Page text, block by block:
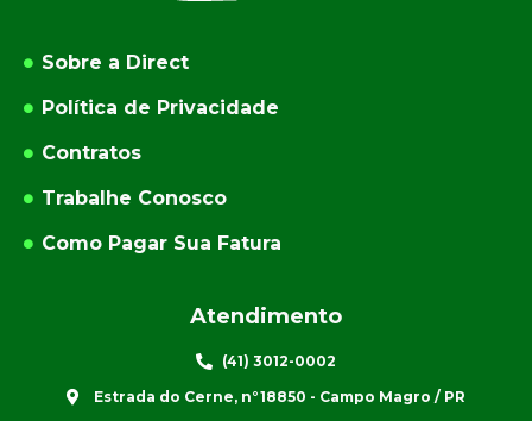
Sobre a Direct
Política de Privacidade
Contratos
Trabalhe Conosco
Como Pagar Sua Fatura
Atendimento
(41) 3012-0002
Estrada do Cerne, n°18850 - Campo Magro / PR